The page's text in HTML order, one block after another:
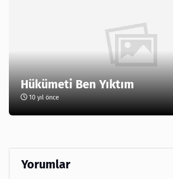
Hükümeti Ben Yıktım
10 yıl önce
Yorumlar